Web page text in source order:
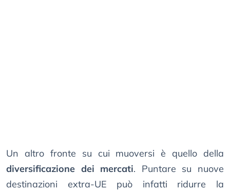
Un altro fronte su cui muoversi è quello della
diversificazione dei mercati. Puntare su nuove
destinazioni extra-UE può infatti ridurre la